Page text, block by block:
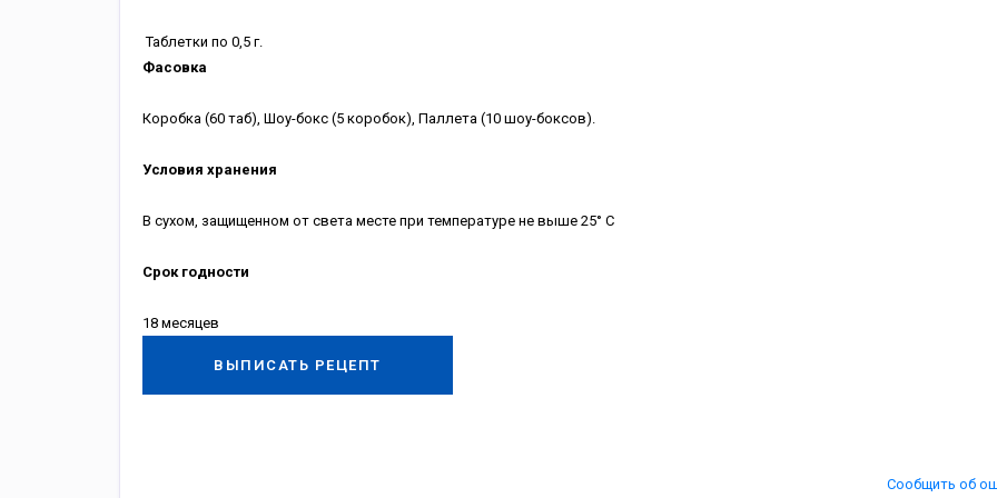
Таблетки по 0,5 г.
Фасовка
Коробка (60 таб), Шоу-бокс (5 коробок), Паллета (10 шоу-боксов).
Условия хранения
В сухом, защищенном от света месте при температуре не выше 25° С
Срок годности
18 месяцев
ВЫПИСАТЬ РЕЦЕПТ
Сообщить об